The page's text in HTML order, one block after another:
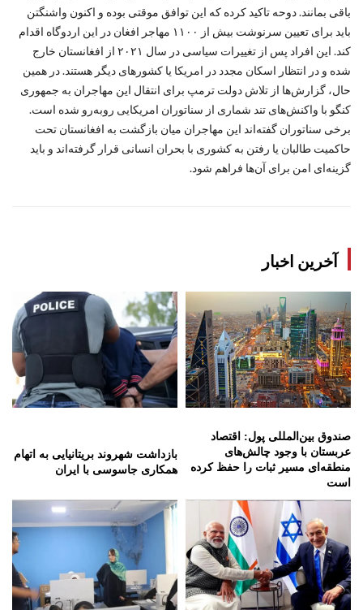
باقی بمانند. دوحه تاکید کرده که این توافق موقتی بوده و اکنون واشنگتن
باید برای تعیین سرنوشت بیش از ۱۱۰۰ مهاجر افغان در این اردوگاه اقدام
کند. این افراد پس از تغییرات سیاسی در سال ۲۰۲۱ از افغانستان خارج
شده و در انتظار اسکان مجدد در امریکا یا کشورهای دیگر هستند. در همین
حال، گزارش‌ها از تلاش دولت ترمپ برای انتقال این مهاجران به جمهوری
کنگو با واکنش‌های تند شماری از سناتوران امریکایی روبه‌رو شده است.
برخی سناتوران گفته‌اند این مهاجران میان بازگشت به افغانستان تحت
حاکمیت طالبان یا رفتن به کشوری با بحران انسانی قرار گرفته‌اند و باید
گزینه‌ای امن برای آن‌ها فراهم شود.
آخرین اخبار
صندوق بین‌المللی پول: اقتصاد
عربستان با وجود چالش‌های
منطقه‌ای مسیر ثبات را حفظ کرده
است
بازداشت شهروند بریتانیایی به اتهام
همکاری جاسوسی با ایران